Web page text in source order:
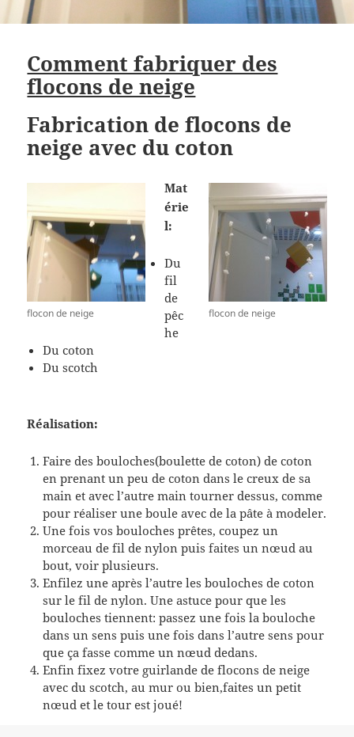
Comment fabriquer des
flocons de neige
Fabrication de flocons de
neige avec du coton
flocon de neige flocon de neige
Mat
érie
l:
Du
fil
de
pêc
he
Du coton
Du scotch
Réalisation:
Faire des bouloches(boulette de coton) de coton
en prenant un peu de coton dans le creux de sa
main et avec l’autre main tourner dessus, comme
pour réaliser une boule avec de la pâte à modeler.
Une fois vos bouloches prêtes, coupez un
morceau de fil de nylon puis faites un nœud au
bout, voir plusieurs.
Enfilez une après l’autre les bouloches de coton
sur le fil de nylon. Une astuce pour que les
bouloches tiennent: passez une fois la bouloche
dans un sens puis une fois dans l’autre sens pour
que ça fasse comme un nœud dedans.
Enfin fixez votre guirlande de flocons de neige
avec du scotch, au mur ou bien,faites un petit
nœud et le tour est joué!